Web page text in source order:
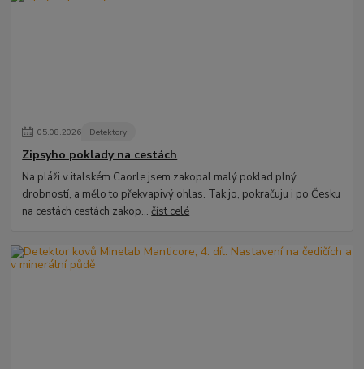
05.08.2026 Detektory
Zipsyho poklady na cestách
Na pláži v italském Caorle jsem zakopal malý poklad plný
drobností, a mělo to překvapivý ohlas. Tak jo, pokračuju i po Česku
na cestách cestách zakop...číst celé